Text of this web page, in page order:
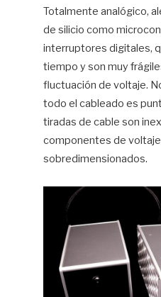
Totalmente analógico,
de silicio como
interruptores digitales,
tiempo y son muy
fluctuación de voltaje.
todo el cableado es
tiradas de cable son
componentes de
sobredimensionados.